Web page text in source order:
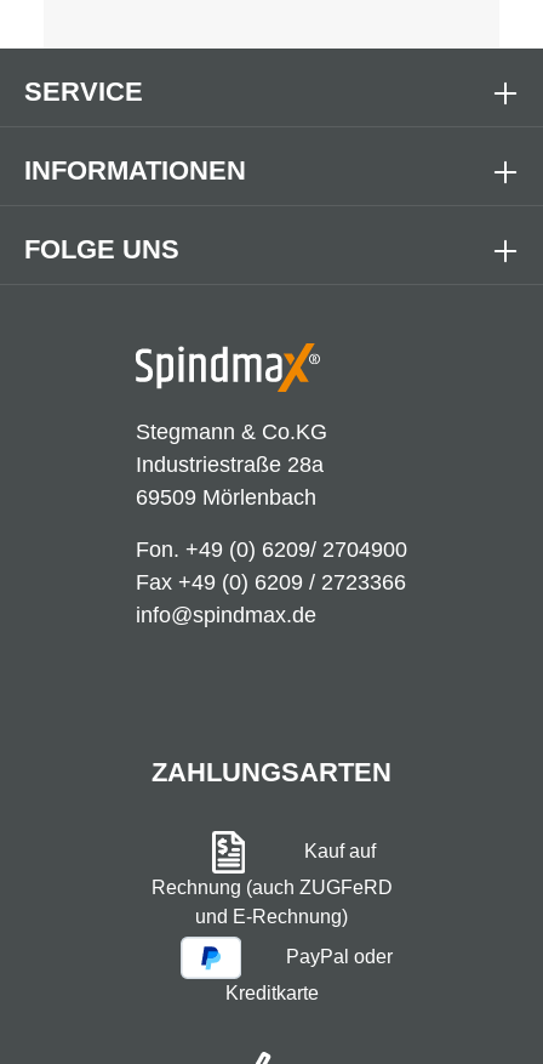
Stegmann & Co.KG
Industriestraße 28a
69509 Mörlenbach
Fon. +49 (0) 6209/ 2704900
Fax +49 (0) 6209 / 2723366
info@spindmax.de
FOLGE UNS
SERVICE
INFORMATIONEN
ZAHLUNGSARTEN
Kauf auf
Rechnung (auch ZUGFeRD
und E-Rechnung)
PayPal oder
Kreditkarte